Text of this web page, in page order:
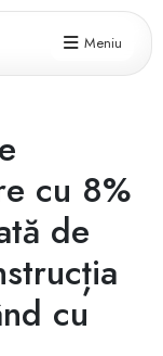
Meniu
cu 8%
de
cu